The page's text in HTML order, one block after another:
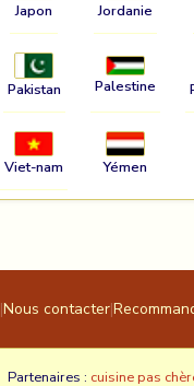
Japon Jordanie
Pakistan Palestine
Viet-nam Yémen
|Nous contacter|
Partenaires : cuisine pas